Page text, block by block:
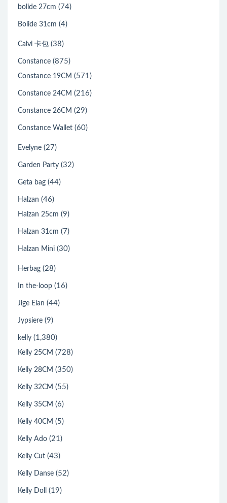
bolide 27cm (74)
Bolide 31cm (4)
Calvi 卡包 (38)
Constance (875)
Constance 19CM (571)
Constance 24CM (216)
Constance 26CM (29)
Constance Wallet (60)
Evelyne (27)
Garden Party (32)
Geta bag (44)
Halzan (46)
Halzan 25cm (9)
Halzan 31cm (7)
Halzan Mini (30)
Herbag (28)
In the-loop (16)
Jige Elan (44)
Jypsiere (9)
kelly (1,380)
Kelly 25CM (728)
Kelly 28CM (350)
Kelly 32CM (55)
Kelly 35CM (6)
Kelly 40CM (5)
Kelly Ado (21)
Kelly Cut (43)
Kelly Danse (52)
Kelly Doll (19)